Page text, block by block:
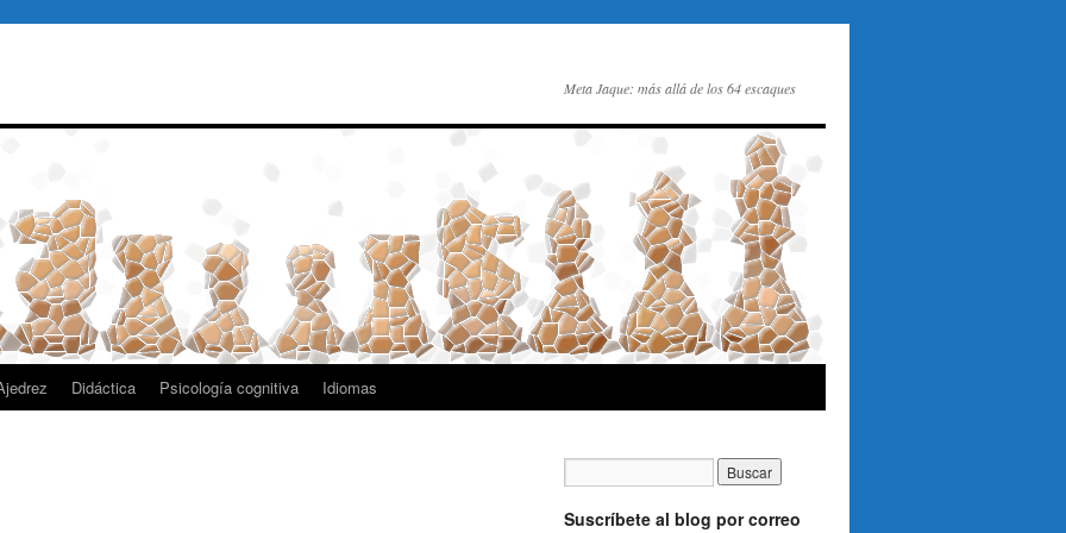
Meta Jaque: más allá de los 64 escaques
Didáctica Psicología cognitiva Idiomas
Suscríbete al blog por correo